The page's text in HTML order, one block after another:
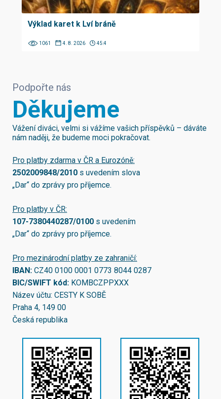
Výklad karet k Lví bráně
1061 4. 8. 2026 45:4
Podpořte nás
Děkujeme
Vážení diváci, velmi si vážíme vašich příspěvků – dáváte
nám naději, že budeme moci pokračovat.
Pro platby zdarma v ČR a Eurozóně:
2502009848/2010 s uvedením slova
„Dar“ do zprávy pro příjemce.
Pro platby v ČR:
107-7380440287/0100 s uvedením
„Dar“ do zprávy pro příjemce.
Pro mezinárodní platby ze zahraničí:
IBAN: CZ40 0100 0001 0773 8044 0287
BIC/SWIFT kód: KOMBCZPPXXX
Název účtu: CESTY K SOBĚ
Praha 4, 149 00
Česká republika